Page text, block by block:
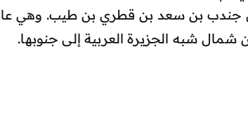
جندب بن سعد بن قطري بن طيب. وهي
شبه الجزيرة العربية إلى جنوبها.